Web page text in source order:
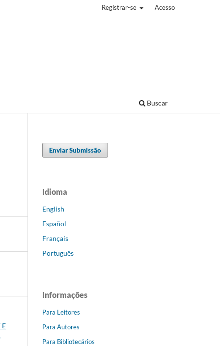
Buscar
Registrar-se Acesso
E
Enviar Submissão
Idioma
English
Español
Français
Português
Informações
Para Leitores
Para Autores
Para Bibliotecários